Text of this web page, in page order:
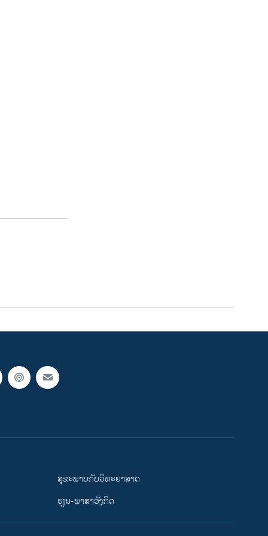
ສຸຂະພາບກັບວິທະຍາສາດ
ຮຽນ-ພາສາອັງກິດ